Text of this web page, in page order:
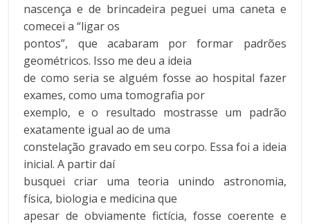
nascença e de brincadeira peguei uma caneta e
comecei a “ligar os
pontos”, que acabaram por formar padrões
geométricos. Isso me deu a ideia
de como seria se alguém fosse ao hospital fazer
exames, como uma tomografia por
exemplo, e o resultado mostrasse um padrão
exatamente igual ao de uma
constelação gravado em seu corpo. Essa foi a ideia
inicial. A partir daí
busquei criar uma teoria unindo astronomia,
física, biologia e medicina que
apesar de obviamente fictícia, fosse coerente e